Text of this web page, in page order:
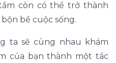
còn có thể trở thành
bề cuộc sống.
ta sẽ cùng nhau khám
của bạn thành một tác